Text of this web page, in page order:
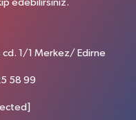
edebilirsiniz.
cd. 1/1 Merkez/ Edirne
58 99